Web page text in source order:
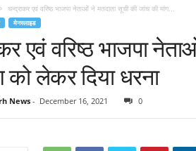
चन्द्राकर एवं वरिष्ठ भाजपा नेताओं ने मतदाता सूची की जांच की मांग...
मेनस्लाइड
एवं वरिष्ठ भाजपा
को लेकर दिया धरना
News- December 16, 2021 0